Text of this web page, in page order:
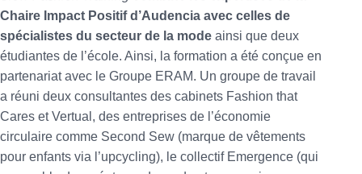
Chaire Impact Positif d’Audencia avec celles de
spécialistes du secteur de la mode ainsi que deux
étudiantes de l’école. Ainsi, la formation a été conçue en
partenariat avec le Groupe ERAM. Un groupe de travail
a réuni deux consultantes des cabinets Fashion that
Cares et Vertual, des entreprises de l’économie
circulaire comme Second Sew (marque de vêtements
pour enfants via l’upcycling), le collectif Emergence (qui